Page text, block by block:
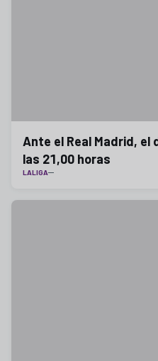
Ante el Real Madrid, el
las 21,00 horas
LALIGA